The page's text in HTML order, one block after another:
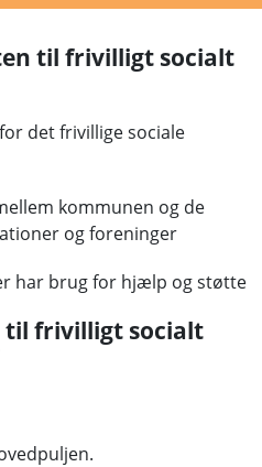
til frivilligt socialt
det frivillige sociale
kommunen og de
og foreninger
har brug for hjælp og støtte
til frivilligt socialt